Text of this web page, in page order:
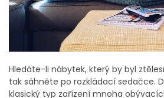
Hledáte-li nábytek, který by byl
tak sáhněte po rozkládací sedačce.
klasický typ zařízení mnoha